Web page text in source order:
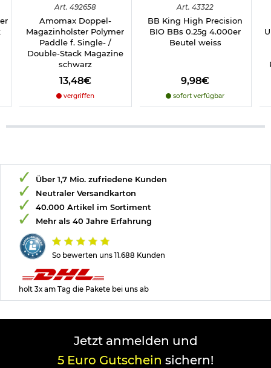
Art. 492658
Amomax Doppel-
Magazinholster Polymer
Paddle f. Single- /
Double-Stack Magazine
schwarz
13,48€
vergriffen
Art. 43322
BB King High Precision
BIO BBs 0.25g 4.000er
Beutel weiss
9,98€
sofort verfügbar
So bewerten uns 11.688 Kunden
Über 1,7 Mio. zufriedene Kunden
Neutraler Versandkarton
40.000 Artikel im Sortiment
Mehr als 40 Jahre Erfahrung
holt 3x am Tag die Pakete bei uns ab
Jetzt anmelden und
5 Euro Gutschein sichern!